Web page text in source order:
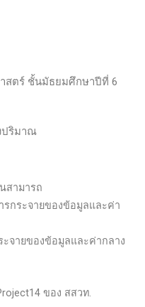
สตร์ ชั้นมัธยมศึกษาปีที่ 6
ปริมาณ
สามารถ
กระจายของข้อมูลและค่า
จายของข้อมูลและค่ากลาง
ของ สสวท.